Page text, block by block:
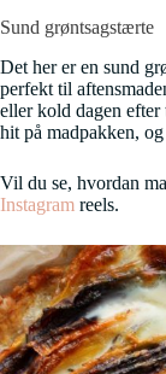
Sund grøntsagstærte
Det her er en sund
perfekt til
eller kold dagen
hit på madpakken,
Vil du se, hvordan
Instagram reels.